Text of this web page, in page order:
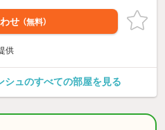
せ （無料）
供
シュのすべての部屋を見る